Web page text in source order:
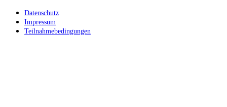
Datenschutz
Impressum
Teilnahmebedingungen